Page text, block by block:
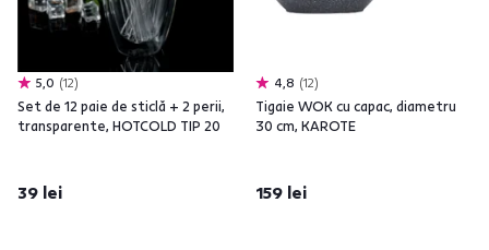
5,0 12
Set de 12 paie de sticlă + 2 perii,
transparente, HOTCOLD TIP 20
39 lei
4,8 12
Tigaie WOK cu capac, diametru
30 cm, KAROTE
159 lei